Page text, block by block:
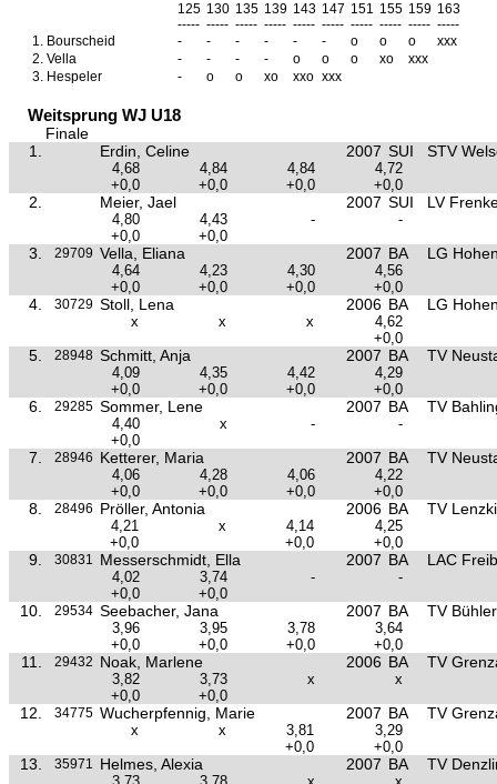
125 130 135 139 143 147 151 155 159 163
----- ----- ----- ----- ----- ----- ----- ----- ----- -----
1. Bourscheid - - - - - - o o o
xxx
2. Vella - - - - o o o xo
xxx
3. Hespeler - o o xo xxo xxx
Weitsprung WJ U18
Finale
1.
Erdin, Celine 2007 SUI STV
4,68 4,84 4,84
4,72
+0,0
+0,0 +0,0 +0,0
2. Meier, Jael 2007 SUI LV
4,80 4,43 -
-
+0,0
+0,0
3. 29709 Vella, Eliana 2007 BA LG
4,64 4,23 4,30
4,56
+0,0
+0,0 +0,0 +0,0
4. 30729 Stoll, Lena 2006 BA LG
x x x
4,62
+0,0
5. 28948 Schmitt, Anja 2007 BA TV
4,09 4,35 4,42
4,29
+0,0
+0,0 +0,0 +0,0
6. 29285 Sommer, Lene 2007 BA TV
4,40 x -
-
+0,0
7. 28946 Ketterer, Maria 2007 BA TV
4,06 4,28 4,06
4,22
+0,0
+0,0 +0,0 +0,0
8. 28496 Pröller, Antonia 2006 BA TV
4,21 x 4,14
4,25
+0,0
+0,0 +0,0
9. 30831 Messerschmidt, Ella 2007 BA LAC
4,02 3,74 -
-
+0,0
+0,0
10. 29534 Seebacher, Jana 2007 BA TV
3,96 3,95 3,78
3,64
+0,0
+0,0 +0,0 +0,0
11. 29432 Noak, Marlene 2006 BA TV
3,82 3,73 x
x
+0,0
+0,0
12. 34775 Wucherpfennig, Marie 2007 BA TV
x x 3,81
3,29
+0,0
+0,0
13. 35971 Helmes, Alexia 2007 BA TV